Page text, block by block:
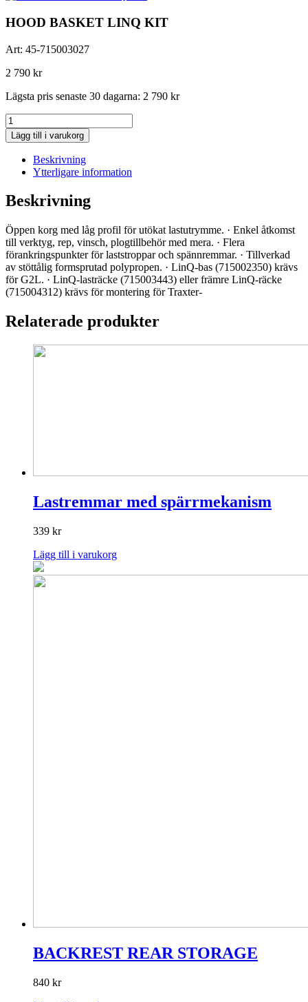
HOOD BASKET LINQ KIT
Art: 45-715003027
2 790 kr
Lägsta pris senaste 30 dagarna: 2 790 kr
HOOD
BASKET
LINQ
KIT
mängd
Lägg till i varukorg
Beskrivning
Ytterligare information
Beskrivning
Öppen korg med låg profil för utökat lastutrymme. · Enkel åtkomst
till verktyg, rep, vinsch, plogtillbehör med mera. · Flera
förankringspunkter för laststroppar och spännremmar. · Tillverkad
av stöttålig formsprutad polypropen. · LinQ-bas (715002350) krävs
för G2L. · LinQ-lasträcke (715003443) eller främre LinQ-räcke
(715004312) krävs för montering för Traxter-
Relaterade produkter
Lastremmar med spärrmekanism
339 kr
Lägg till i varukorg
BACKREST REAR STORAGE
840 kr